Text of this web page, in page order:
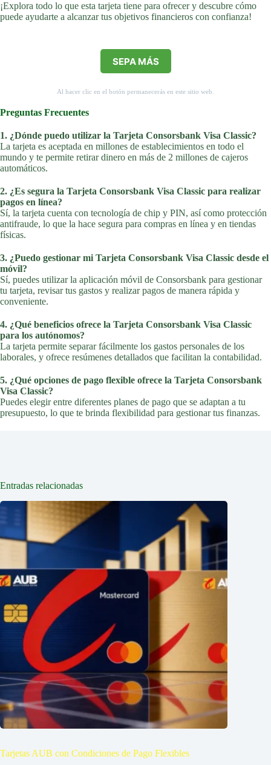
¡Explora todo lo que esta tarjeta tiene para ofrecer y descubre cómo
puede ayudarte a alcanzar tus objetivos financieros con confianza!
SEPA MÁS
Al hacer clic en el botón permanecerás en este sitio web.
Preguntas Frecuentes
1. ¿Dónde puedo utilizar la Tarjeta Consorsbank Visa Classic?
La tarjeta es aceptada en millones de establecimientos en todo el
mundo y te permite retirar dinero en más de 2 millones de cajeros
automáticos.
2. ¿Es segura la Tarjeta Consorsbank Visa Classic para realizar
pagos en línea?
Sí, la tarjeta cuenta con tecnología de chip y PIN, así como protección
antifraude, lo que la hace segura para compras en línea y en tiendas
físicas.
3. ¿Puedo gestionar mi Tarjeta Consorsbank Visa Classic desde el
móvil?
Sí, puedes utilizar la aplicación móvil de Consorsbank para gestionar
tu tarjeta, revisar tus gastos y realizar pagos de manera rápida y
conveniente.
4. ¿Qué beneficios ofrece la Tarjeta Consorsbank Visa Classic
para los autónomos?
La tarjeta permite separar fácilmente los gastos personales de los
laborales, y ofrece resúmenes detallados que facilitan la contabilidad.
5. ¿Qué opciones de pago flexible ofrece la Tarjeta Consorsbank
Visa Classic?
Puedes elegir entre diferentes planes de pago que se adaptan a tu
presupuesto, lo que te brinda flexibilidad para gestionar tus finanzas.
Entradas relacionadas
Tarjetas AUB con Condiciones de Pago Flexibles